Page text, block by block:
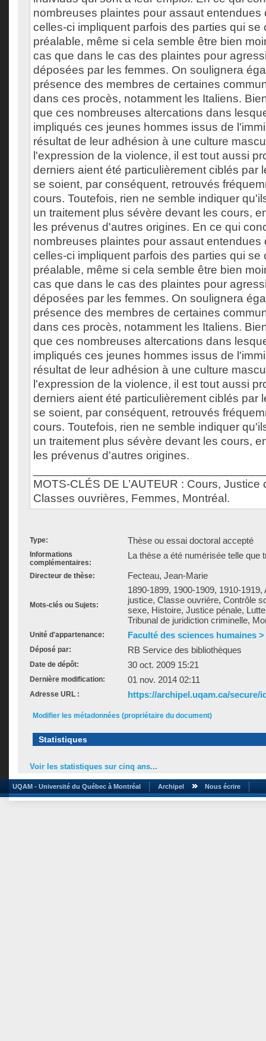
Type: Thèse ou essai doctoral accepté
Informations
complémentaires:
La thèse a été numérisée telle que
Directeur de thèse: Fecteau, Jean-Marie
Mots-clés ou Sujets:
1890-1899, 1900-1909, 1910-
justice, Classe ouvrière, Contrôle
sexe, Histoire, Justice pénale,
Tribunal de juridiction criminelle,
Unité d'appartenance: Faculté des sciences humaines
Déposé par: RB Service des bibliothèques
Date de dépôt: 30 oct. 2009 15:21
Dernière modification: 01 nov. 2014 02:11
Adresse URL : https://archipel.uqam.ca/secure/
Modifier les métadonnées (propriétaire du document)
Statistiques
Voir les statistiques sur cinq ans...
UQAM - Université du Québec à Montréal Archipel Nous écrire